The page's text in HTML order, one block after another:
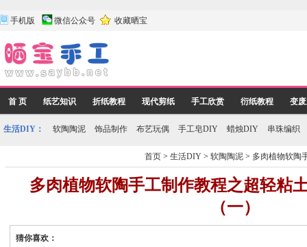
手机版 微信公众号 收藏晒宝
首 页 纸艺知识 折纸教程 现代剪纸 手工欣赏 衍纸教程 变
生活DIY： 软陶陶泥 饰品制作 布艺玩偶 手工皂DIY 蜡烛DIY 串珠编织
首页 >生活DIY >软陶陶泥 > 多肉植物软陶
多肉植物软陶手工制作教程之超轻粘
（一）
猜你喜欢：